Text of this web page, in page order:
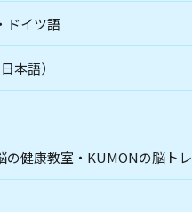
ドイツ語
本語）
の健康教室・KUMONの脳トレ